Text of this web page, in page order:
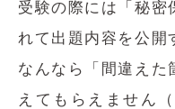
受験の際には「秘密
れて出題内容を公開
なんなら「間違えた
えてもらえません